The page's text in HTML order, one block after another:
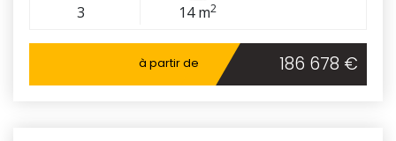
3 14 m2
à partir de 186 678 €